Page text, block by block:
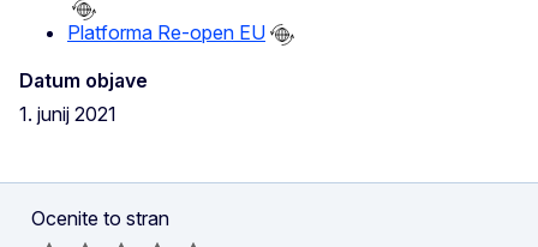
Platforma Re-open EU
Datum objave
1. junij 2021
Ocenite to stran